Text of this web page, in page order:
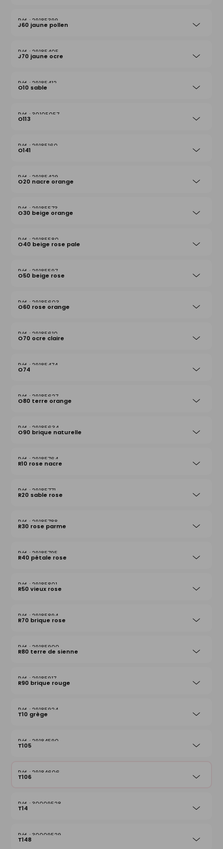
29185399
J60 jaune pollen
29185405
J70 jaune ocre
29185412
O10 sable
30105057
O113
29185160
O141
29185429
O20 nacre orange
29185573
O30 beige orange
29185580
O40 beige rose pale
29185597
O50 beige rose
29185603
O60 rose orange
29185610
O70 ocre claire
29185474
O74
29185627
O80 terre orange
29185634
O90 brique naturelle
29185764
R10 rose nacre
29185771
R20 sable rose
29185788
R30 rose parme
29185795
R40 pétale rose
29185801
R50 vieux rose
29185894
R70 brique rose
29185900
R80 terre de sienne
29185917
R90 brique rouge
29185924
T10 grège
29184590
T105
29184606
T106
30009528
T14
30009529
T148